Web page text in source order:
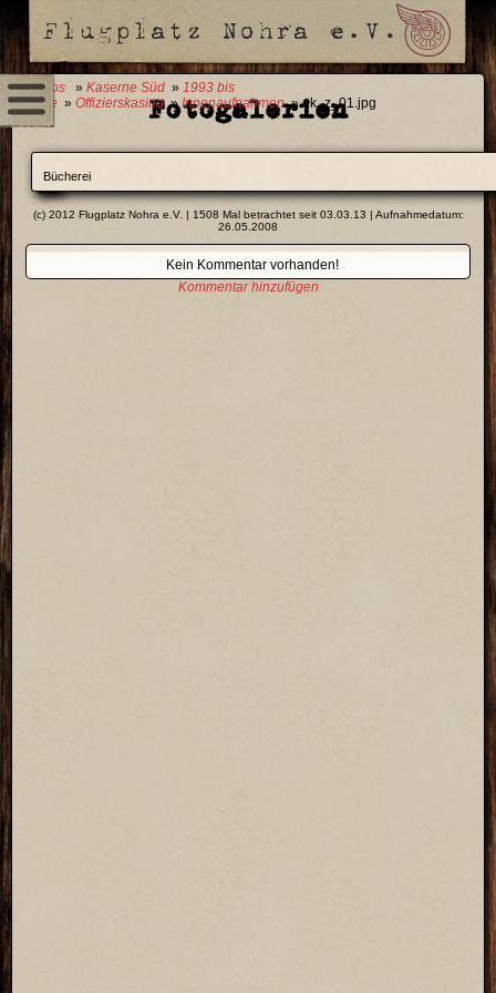
0 Fotos » Kaserne Süd » 1993 bis
Heute » Offizierskasino»Innenaufnahmen» ok_z_01.jpg
Fotogalerien
Bücherei
(c) 2012 Flugplatz Nohra e.V. | 1508 Mal betrachtet seit 03.03.13 | Aufnahmedatum:
26.05.2008
Kein Kommentar vorhanden!
Kommentar hinzufügen